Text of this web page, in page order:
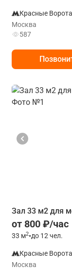
Красные Ворота
Москва
587
Зал 33 м2 для
от 800 ₽/час
33 м2•до 12 чел.
Красные Ворота
Москва